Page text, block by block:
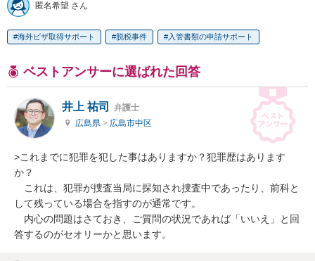
匿名希望 さん
海外ビザ取得サポート 脱税事件 入管書類の申請サポート
ベストアンサーに選ばれた回答
井上 祐司
弁護士
広島県 > 広島市中区
>これまでに犯罪を犯した事はありますか？犯罪歴はあります
か？
これは、犯罪が捜査当局に探知され捜査中であったり、前科と
して残っている場合を指すのが通常です。
内心の問題はさておき、ご質問の状況であれば「いいえ」と回
答するのがセオリーかと思います。